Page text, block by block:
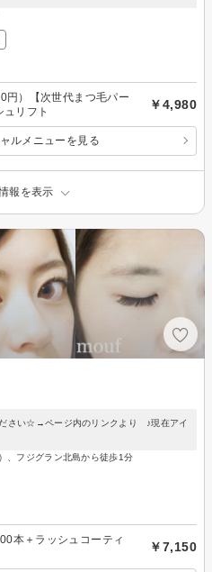
円）【次世代まつ毛パー
リフト
￥4,980
ルメニューを見る
報を表示
さい☆→ページ内のリンクより ♪現在アイ
、フジグラン北島から徒歩1分
本＋ラッシュコーティ
￥7,150